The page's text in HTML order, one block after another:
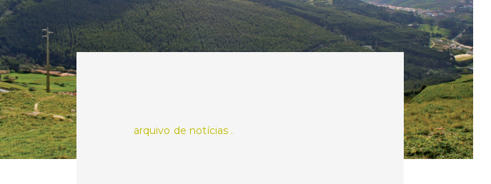
arquivo de notícias .